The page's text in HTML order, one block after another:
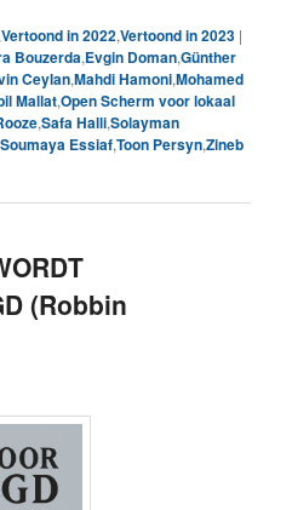
,Vertoond in 2022,Vertoond in 2023 |
Bouzerda,Evgin Doman,Günther
Ceylan,Mahdi Hamoni,Mohamed
Mallat,Open Scherm voor lokaal
,Safa Halli,Solayman
Soumaya Essiaf,Toon Persyn,Zineb
(Robbin